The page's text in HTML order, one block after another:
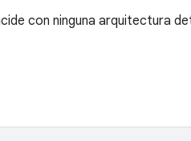
con ninguna arquitectura